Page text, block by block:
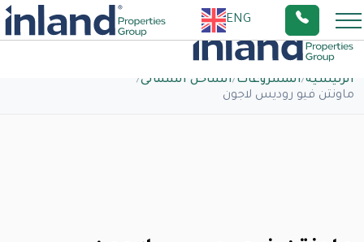
ENG
الرئيسية/المشروعات/الساحل الشمالى/
ماونتن فيو روديس لاجون